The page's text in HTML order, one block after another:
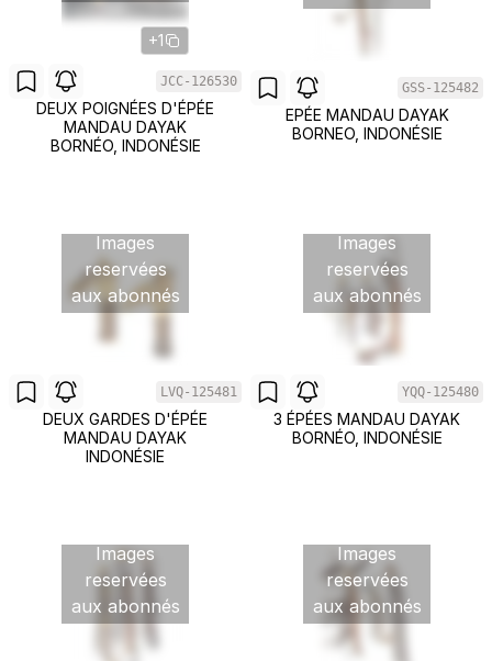
+1
JCC-126530
DEUX POIGNÉES D'ÉPÉE
MANDAU DAYAK
BORNÉO, INDONÉSIE
GSS-125482
EPÉE MANDAU DAYAK
BORNEO, INDONÉSIE
Images
reservées
aux abonnés
LVQ-125481
DEUX GARDES D'ÉPÉE
MANDAU DAYAK
INDONÉSIE
Images
reservées
aux abonnés
YQQ-125480
3 ÉPÉES MANDAU DAYAK
BORNÉO, INDONÉSIE
Images
reservées
aux abonnés
Images
reservées
aux abonnés